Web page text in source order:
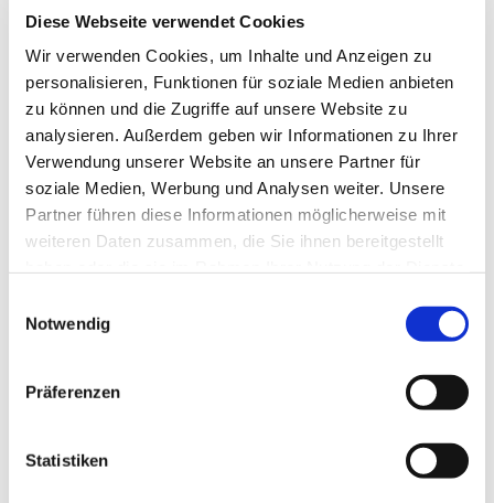
Diese Webseite verwendet Cookies
Wir verwenden Cookies, um Inhalte und Anzeigen zu
personalisieren, Funktionen für soziale Medien anbieten
zu können und die Zugriffe auf unsere Website zu
analysieren. Außerdem geben wir Informationen zu Ihrer
Verwendung unserer Website an unsere Partner für
soziale Medien, Werbung und Analysen weiter. Unsere
Partner führen diese Informationen möglicherweise mit
weiteren Daten zusammen, die Sie ihnen bereitgestellt
Notwendig
Präferenzen
Statistiken
Abdinghofkirche, Am Abdinghof 7,
33098 Paderborn
Kantor Tim Gärtner